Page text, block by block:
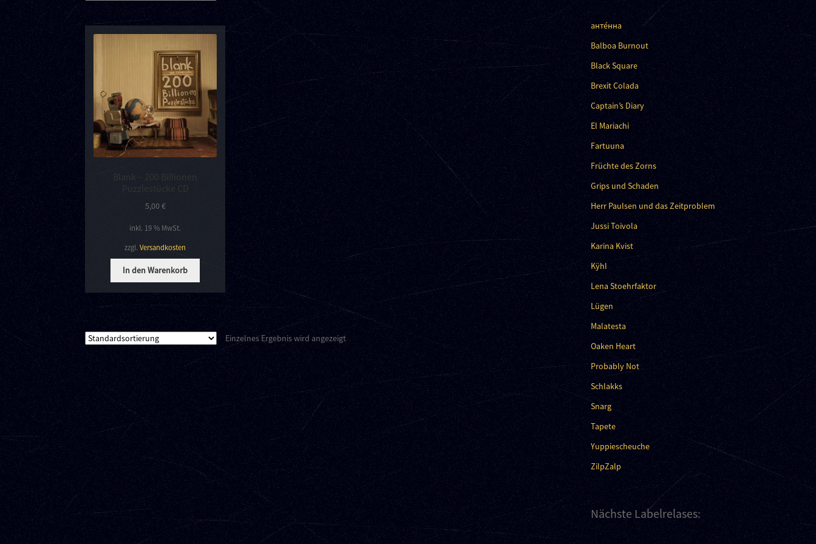
Blank – 200 Billionen
Puzzlestücke CD
5,00€
inkl. 19 % MwSt.
zzgl.Versandkosten
In den Warenkorb
Einzelnes Ergebnis wird angezeigt
анте́нна
Balboa Burnout
Black Square
Brexit Colada
Captain’s Diary
El Mariachi
Fartuuna
Früchte des Zorns
Grips und Schaden
Herr Paulsen und das Zeitproblem
Jussi Toivola
Karina Kvist
Kÿhl
Lena Stoehrfaktor
Lügen
Malatesta
Oaken Heart
Probably Not
Schlakks
Snarg
Tapete
Yuppiescheuche
ZilpZalp
Nächste Labelrelases: